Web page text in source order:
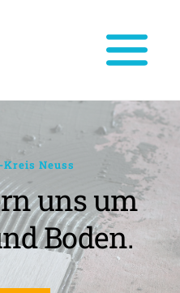
Neuss
uns um
Boden.